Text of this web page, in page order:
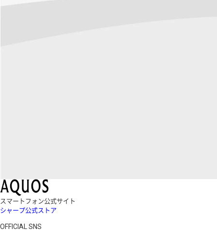
スマートフォン公式サイト
シャープ公式ストア
OFFICIAL SNS